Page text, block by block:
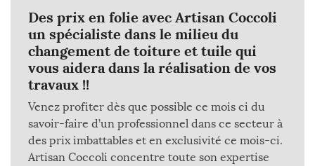
Des prix en folie avec Artisan Coccoli
un spécialiste dans le milieu du
changement de toiture et tuile qui
vous aidera dans la réalisation de vos
travaux !!
Venez profiter dès que possible ce mois ci du
savoir-faire d’un professionnel dans ce secteur à
des prix imbattables et en exclusivité ce mois-ci.
Artisan Coccoli concentre toute son expertise